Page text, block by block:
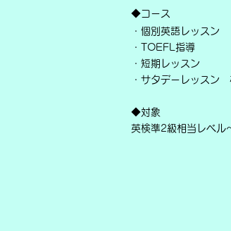
◆コース
・個別英語レッスン
・TOEFL指導
・ ​短期レッスン
・ ​サタデーレッスン
◆対象
英検準2級相当レベル